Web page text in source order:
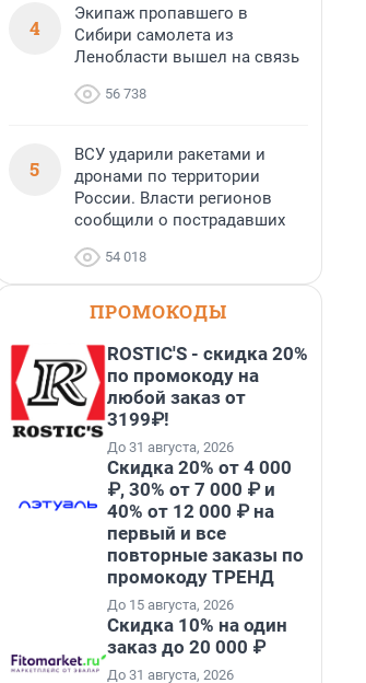
4
Экипаж пропавшего в
Сибири самолета из
Ленобласти вышел на связь
56 738
5
ВСУ ударили ракетами и
дронами по территории
России. Власти регионов
сообщили о пострадавших
54 018
ПРОМОКОДЫ
ROSTIC'S - скидка 20%
по промокоду на
любой заказ от
3199₽!
До 31 августа, 2026
Скидка 20% от 4 000
₽, 30% от 7 000 ₽ и
40% от 12 000 ₽ на
первый и все
повторные заказы по
промокоду ТРЕНД
До 15 августа, 2026
Скидка 10% на один
заказ до 20 000 ₽
До 31 августа, 2026